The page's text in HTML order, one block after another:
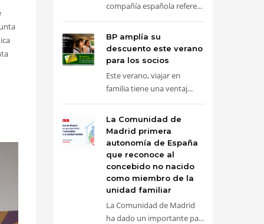
compañía española refere...
BP amplía su
descuento este verano
para los socios
Este verano, viajar en
familia tiene una ventaj...
La Comunidad de
Madrid primera
autonomía de España
que reconoce al
concebido no nacido
como miembro de la
unidad familiar
La Comunidad de Madrid
ha dado un importante pa...